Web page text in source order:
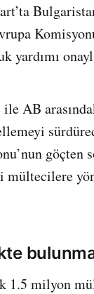
yardımı
ile AB
göçten
mültecilere
1.5 milyon